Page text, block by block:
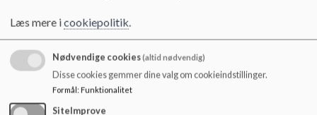
Læs mere icookiepolitik.
Nødvendige cookies(altid nødvendig)
Disse cookies gemmer dine valg om cookieindstillinger.
Formål: Funktionalitet
SiteImprove